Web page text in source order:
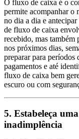
O fluxo de caixa é o
permite acompanhar o
no dia a dia e
de fluxo de caixa
recebido, mas também
nos próximos dias,
preparar para períodos
pagamentos e até
fluxo de caixa bem
escuro ou com
5. Estabeleça
inadimplência